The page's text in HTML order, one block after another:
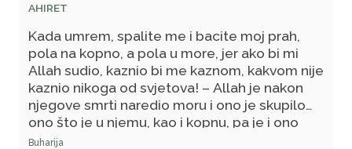
Njegove milosti. Drugi put je rekao: - I neće
ga spasiti ništa drugo osim nje.
AHIRET
Kada umrem, spalite me i bacite moj prah,
pola na kopno, a pola u more, jer ako bi mi
Allah sudio, kaznio bi me kaznom, kakvom nije
kaznio nikoga od svjetova! – Allah je nakon
njegove smrti naredio moru i ono je skupilo
ono što je u njemu, kao i kopnu, pa je i ono
skupilo ono što je u njemu ot toga čovjeka.
Buharija